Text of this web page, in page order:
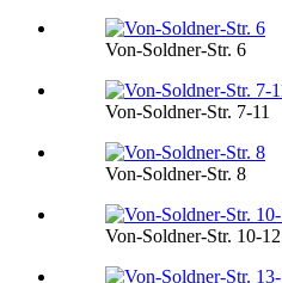
Von-Soldner-Str. 6
Von-Soldner-Str. 7-11
Von-Soldner-Str. 8
Von-Soldner-Str. 10-12